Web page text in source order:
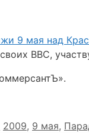
ВВС,
Метки
2009, 9 мая,